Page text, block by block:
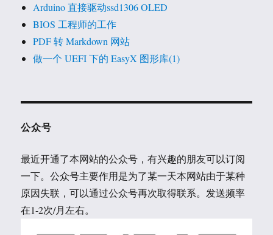
Arduino 直接驱动ssd1306 OLED
BIOS 工程师的工作
PDF 转 Markdown 网站
做一个 UEFI 下的 EasyX 图形库(1)
公众号
最近开通了本网站的公众号，有兴趣的朋友可以订阅
一下。公众号主要作用是为了某一天本网站由于某种
原因失联，可以通过公众号再次取得联系。发送频率
在1-2次/月左右。